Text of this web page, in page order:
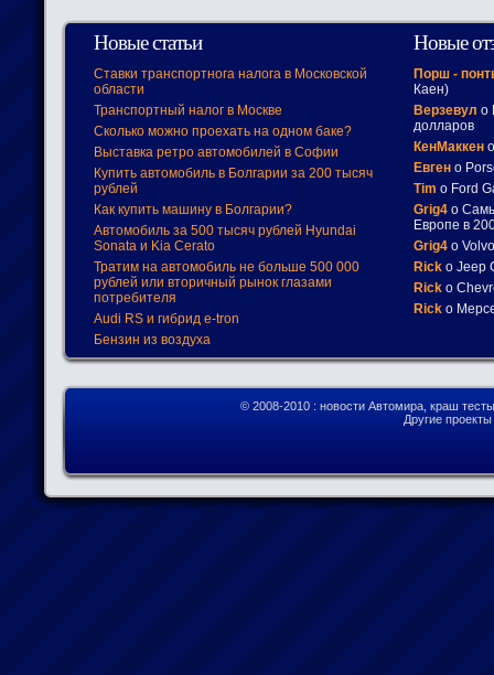
Новые статьи
Ставки транспортнога налога в Московской
области
Транспортный налог в Москве
Сколько можно проехать на одном баке?
Выставка ретро автомобилей в Софии
Купить автомобиль в Болгарии за 200 тысяч
рублей
Как купить машину в Болгарии?
Автомобиль за 500 тысяч рублей Hyundai
Sonata и Kia Cerato
Тратим на автомобиль не больше 500 000
рублей или вторичный рынок глазами
потребителя
Audi RS и гибрид e-tron
Бензин из воздуха
Новые
Порш -
Каен)
Верзевул о
долларов
КенМаккен
Евген о
Tim о Ford
Grig4 о
Европе в
Grig4 о
Rick о Jeep
Rick о
Rick о
© 2008-2010 : новости Автомира, краш
Другие проекты